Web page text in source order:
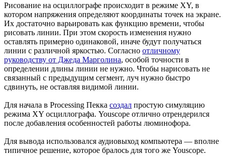
Рисование на осциллографе происходит в режиме XY, в
котором напряжения определяют координаты точек на экране.
Их достаточно варьировать как функцию времени, чтобы
рисовать линии. При этом скорость изменения нужно
оставлять примерно одинаковой, иначе будут получаться
линии с различной яркостью. Согласно отличному
руководству от Джеда Марголина, особой точности в
определении длины линии не нужно. Чтобы нарисовать не
связанный с предыдущим сегмент, луч нужно быстро
сдвинуть, не оставляя видимой линии.
Для начала в Processing Пекка создал простую симуляцию
режима XY осциллографа. Youscope отлично отрендерился
после добавления особенностей работы люминофора.
Для вывода использовался аудиовыход компьютера — вполне
типичное решение, которое бралось для того же Youscope.